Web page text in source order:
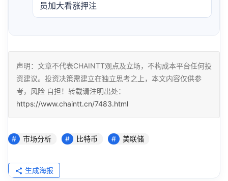
员加大看涨押注
声明：文章不代表CHAINTT观点及立场，不构成本平台任何投
资建议。投资决策需建立在独立思考之上，本文内容仅供参
考，风险 自担！转载请注明出处：
https://www.chaintt.cn/7483.html
市场分析 比特币 美联储
生成海报